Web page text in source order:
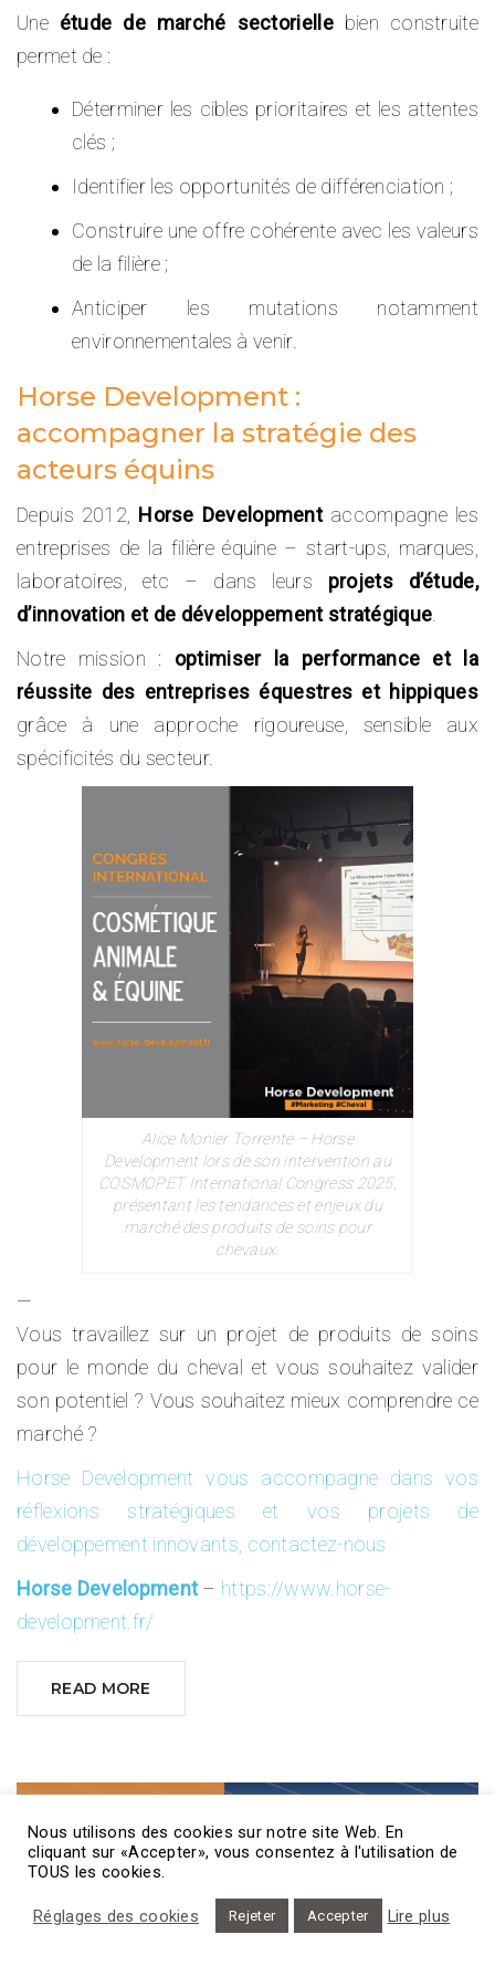
Une étude de marché sectoriellebien construite
permet de :
Déterminer les cibles prioritaires et les attentes
clés ;
Identifier les opportunités de différenciation ;
Construire une offre cohérente avec les valeurs
de la filière ;
Anticiper les mutations notamment
environnementales à venir.
Horse Development :
accompagner la stratégie des
acteurs équins
Depuis 2012, Horse Developmentaccompagne les
entreprises de la filière équine – start-ups, marques,
laboratoires, etc – dans leurs projets d’étude,
d’innovation et de développement stratégique
Notre mission : optimiser la performance et la
réussite des entreprises équestres et hippiques
grâce à une approche rigoureuse, sensible aux
spécificités du secteur.
Alice Monier Torrente – Horse
Development lors de son intervention au
COSMOPET International Congress 2025,
présentant les tendances et enjeux du
marché des produits de soins pour
chevaux.
—
Vous travaillez sur un projet de produits de soins
pour le monde du cheval et vous souhaitez valider
son potentiel ? Vous souhaitez mieux comprendre ce
marché ?
Horse Development vous accompagne dans vos
réflexions stratégiques et vos projets de
développement innovants, contactez-nous
Horse Development– https://www.horse-
development.fr/
READ MORE
Nous utilisons des cookies sur notre site Web. En
cliquant sur «Accepter», vous consentez à l'utilisation de
TOUS les cookies.
Réglages des cookies Rejeter Accepter Lire plus